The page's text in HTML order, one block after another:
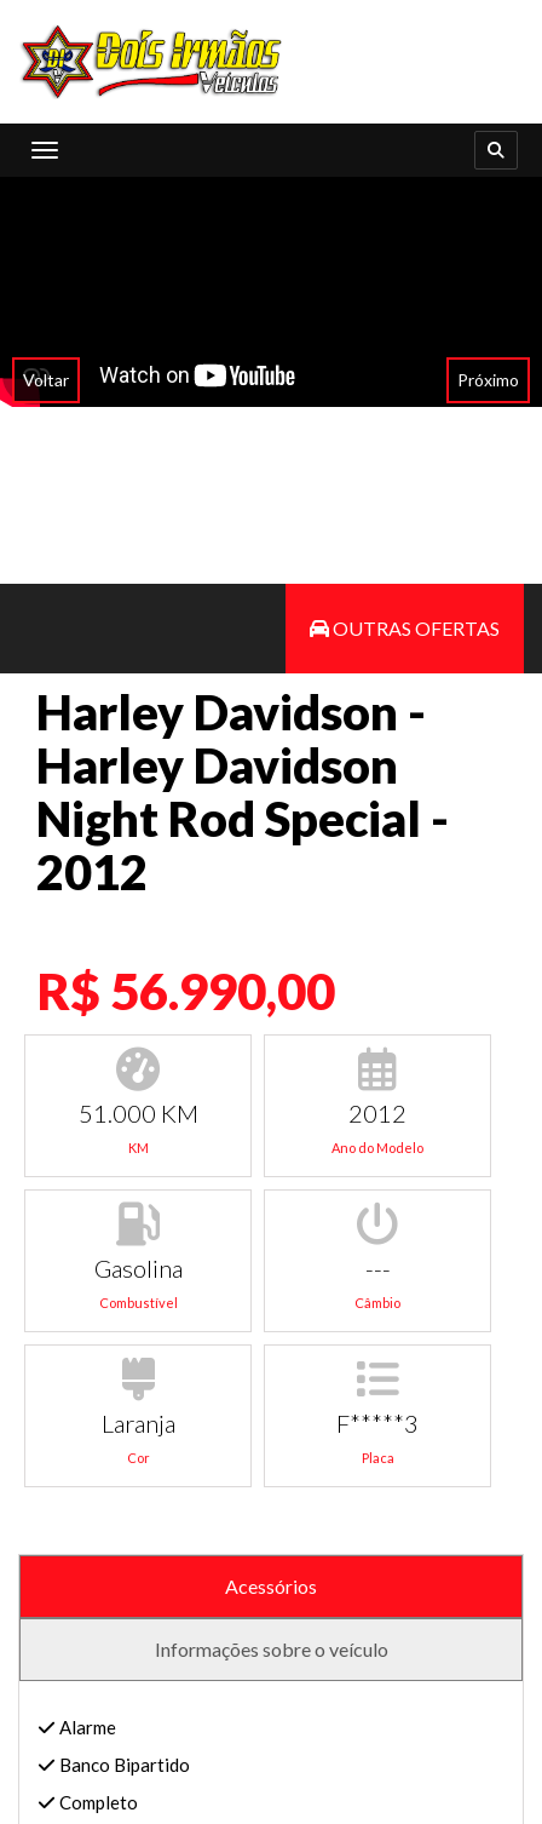
Toggle navigation
Voltar Próximo
OUTRAS OFERTAS
Harley Davidson -
Harley Davidson
Night Rod Special -
2012
R$ 56.990,00
51.000 KM
KM
2012
Ano do Modelo
Gasolina
Combustível
---
Câmbio
Laranja
Cor
F*****3
Placa
Acessórios
Informações sobre o veículo
Alarme
Banco Bipartido
Completo